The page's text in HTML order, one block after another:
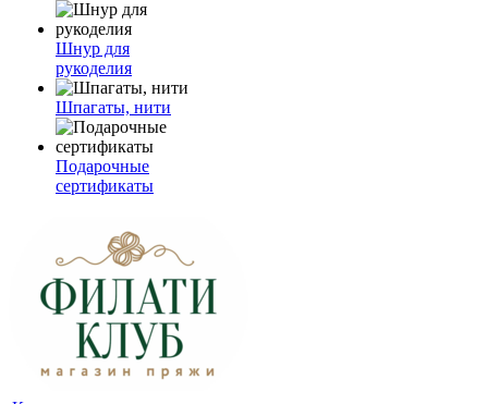
Шнур для
рукоделия
Шпагаты, нити
Подарочные
сертификаты